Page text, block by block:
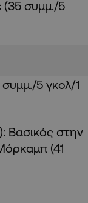
συμμ./5
5 γκολ/1
Βασικός στην
(41